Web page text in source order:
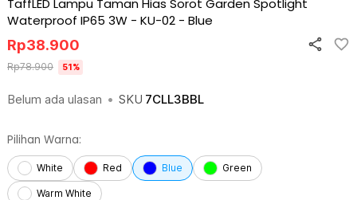
TaffLED Lampu Taman Hias Sorot Garden Spotlight
Waterproof IP65 3W - KU-02 - Blue
Belum ada ulasan • SKU 7CLL3BBL
Rp38.900
Rp78.900 51%
Pilihan Warna:
White Red Blue Green
Warm White